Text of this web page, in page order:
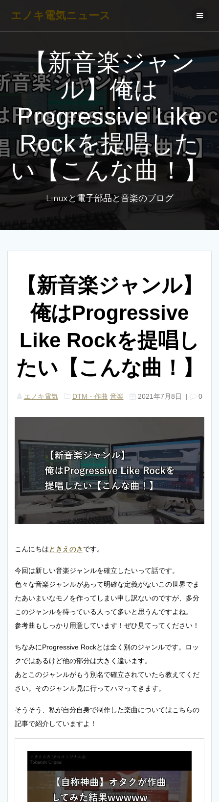
テ
ツ
へ
ス
キ
ッ
エノキ電気ニュース
【新音楽ジャン
ル】俺は
Progressive Like
Rockを提唱した
い【こんな曲！】
Linuxと電子部品と音楽のブログ
【新音楽ジャンル】
俺はProgressive
Like Rockを提唱し
たい【こんな曲！】
エノキ電気 DTM・作曲 音楽 2021年7月8日 | 0
こんにちはときえのき です。
今回は新しい音楽ジャンルを確立したいって話です。
色々な音楽ジャンルがあって明確な定義がないこの世界でま
たあいまいなモノを作ってしまい申し訳ないのですが、多分
このジャンルを待っている人って多いと思うんですよね。
参考曲もしっかり用意しています！ぜひ見てってください！
ちなみにProgressive Rockとは全く別のジャンルです。ロッ
クではあるけど他の部分は大きく違います。
あとこのジャンルがもう別名で確立されていたら教えてくだ
さい。そのジャンル見に行ってハマってきます。
そうそう、私が自分自身で制作した楽曲についてはこちらの
記事で紹介していますよ！